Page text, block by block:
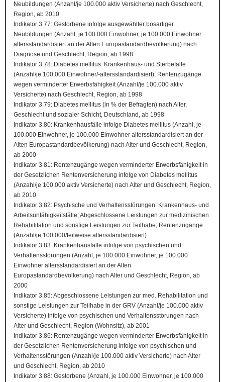
Neubildungen (Anzahl/je 100.000 aktiv Versicherte) nach Geschlecht,
Region, ab 2010
Indikator 3.77: Gestorbene infolge ausgewählter bösartiger
Neubildungen (Anzahl, je 100.000 Einwohner, je 100.000 Einwohner
altersstandardisiert an der Alten Europastandardbevölkerung) nach
Diagnose und Geschlecht, Region, ab 1998
Indikator 3.78: Diabetes mellitus: Krankenhaus- und Sterbefälle
(Anzahl/je 100.000 Einwohner/-altersstandardisiert); Rentenzugänge
wegen verminderter Erwerbsfähigkeit (Anzahl/je 100.000 aktiv
Versicherte) nach Geschlecht, Region, ab 1998
Indikator 3.79: Diabetes mellitus (in % der Befragten) nach Alter,
Geschlecht und sozialer Schicht, Deutschland, ab 1998
Indikator 3.80: Krankenhausfälle infolge Diabetes mellitus (Anzahl, je
100.000 Einwohner, je 100.000 Einwohner altersstandardisiert an der
Alten Europastandardbevölkerung) nach Alter und Geschlecht, Region,
ab 2000
Indikator 3.81: Rentenzugänge wegen verminderter Erwerbsfähigkeit in
der Gesetzlichen Rentenversicherung infolge von Diabetes mellitus
(Anzahl/je 100.000 aktiv Versicherte) nach Alter und Geschlecht, Region,
ab 2010
Indikator 3.82: Psychische und Verhaltensstörungen: Krankenhaus- und
Arbeitsunfähigkeitsfälle; Abgeschlossene Leistungen zur medizinischen
Rehabilitation und sonstige Leistungen zur Teilhabe; Rentenzugänge
(Anzahl/je 100.000/teilweise altersstandardisiert)
Indikator 3.83: Krankenhausfälle infolge von psychischen und
Verhaltensstörungen (Anzahl, je 100.000 Einwohner, je 100.000
Einwohner altersstandardisiert an der Alten
Europastandardbevölkerung) nach Alter und Geschlecht, Region, ab
2000
Indikator 3.85: Abgeschlossene Leistungen zur med. Rehabilitation und
sonstige Leistungen zur Teilhabe in der GRV (Anzahl/je 100.000 aktiv
Versicherte) infolge von psychischen und Verhaltensstörungen nach
Alter und Geschlecht, Region (Wohnsitz), ab 2001
Indikator 3.86: Rentenzugänge wegen verminderter Erwerbsfähigkeit in
der Gesetzlichen Rentenversicherung infolge von psychischen und
Verhaltensstörungen (Anzahl/je 100.000 aktiv Versicherte) nach Alter
und Geschlecht, Region, ab 2010
Indikator 3.88: Gestorbene (Anzahl, je 100.000 Einwohner, je 100.000